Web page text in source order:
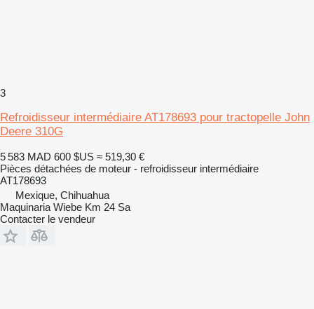
3
Refroidisseur intermédiaire AT178693 pour tractopelle John
Deere 310G
5 583 MAD 600 $US ≈ 519,30 €
Pièces détachées de moteur - refroidisseur intermédiaire
AT178693
Mexique, Chihuahua
Maquinaria Wiebe Km 24 Sa
Contacter le vendeur